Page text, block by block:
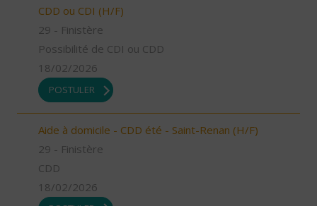
CDD ou CDI (H/F)
29 - Finistère
Possibilité de CDI ou CDD
18/02/2026
POSTULER
Aide à domicile - CDD été - Saint-Renan (H/F)
29 - Finistère
CDD
18/02/2026